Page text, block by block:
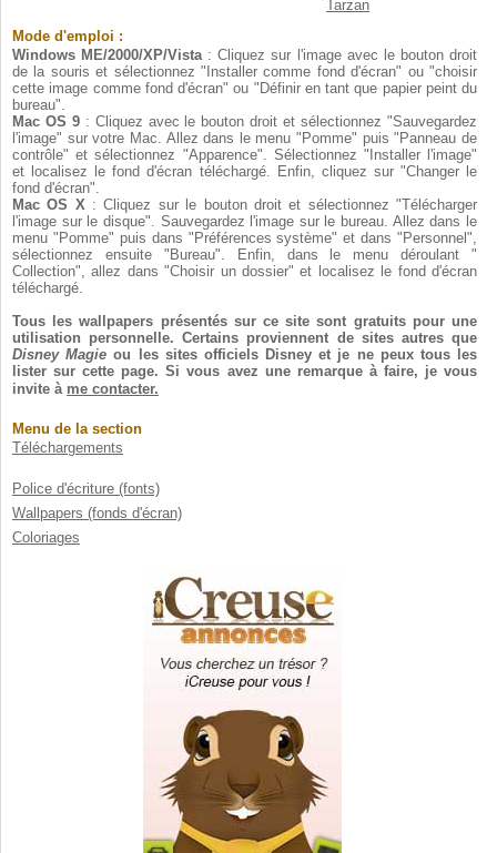
Tarzan
Mode d'emploi :
Windows ME/2000/XP/Vista : Cliquez sur l'image avec le bouton droit
de la souris et sélectionnez "Installer comme fond d'écran" ou "choisir
cette image comme fond d'écran" ou "Définir en tant que papier peint du
bureau".
Mac OS 9: Cliquez avec le bouton droit et sélectionnez "Sauvegardez
l'image" sur votre Mac. Allez dans le menu "Pomme" puis "Panneau de
contrôle" et sélectionnez "Apparence". Sélectionnez "Installer l'image"
et localisez le fond d'écran téléchargé. Enfin, cliquez sur "Changer le
fond d'écran".
Mac OS X : Cliquez sur le bouton droit et sélectionnez "Télécharger
l'image sur le disque". Sauvegardez l'image sur le bureau. Allez dans le
menu "Pomme" puis dans "Préférences système" et dans "Personnel",
sélectionnez ensuite "Bureau". Enfin, dans le menu déroulant "
Collection", allez dans "Choisir un dossier" et localisez le fond d'écran
téléchargé.
Tous les wallpapers présentés sur ce site sont gratuits pour une
utilisation personnelle. Certains proviennent de sites autres que
Disney Magie ou les sites officiels Disney et je ne peux tous les
lister sur cette page. Si vous avez une remarque à faire, je vous
invite à me contacter.
Menu de la section
Téléchargements
Police d'écriture (fonts)
Wallpapers (fonds d'écran)
Coloriages